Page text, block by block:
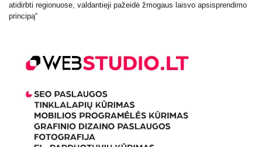
atidirbti regionuose, valdantieji pažeidė žmogaus laisvo apsisprendimo
principą“